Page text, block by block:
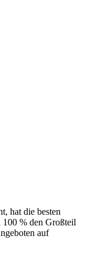
hat die besten
% den Großteil
auf